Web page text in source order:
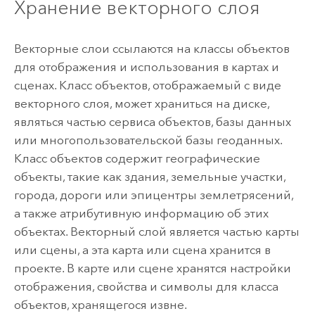
Хранение векторного слоя
Векторные слои ссылаются на классы объектов
для отображения и использования в картах и
сценах. Класс объектов, отображаемый с виде
векторного слоя, может храниться на диске,
являться частью сервиса объектов, базы данных
или многопользовательской базы геоданных.
Класс объектов содержит географические
объекты, такие как здания, земельные участки,
города, дороги или эпицентры землетрясений,
а также атрибутивную информацию об этих
объектах. Векторный слой является частью карты
или сцены, а эта карта или сцена хранится в
проекте. В карте или сцене хранятся настройки
отображения, свойства и символы для класса
объектов, хранящегося извне.